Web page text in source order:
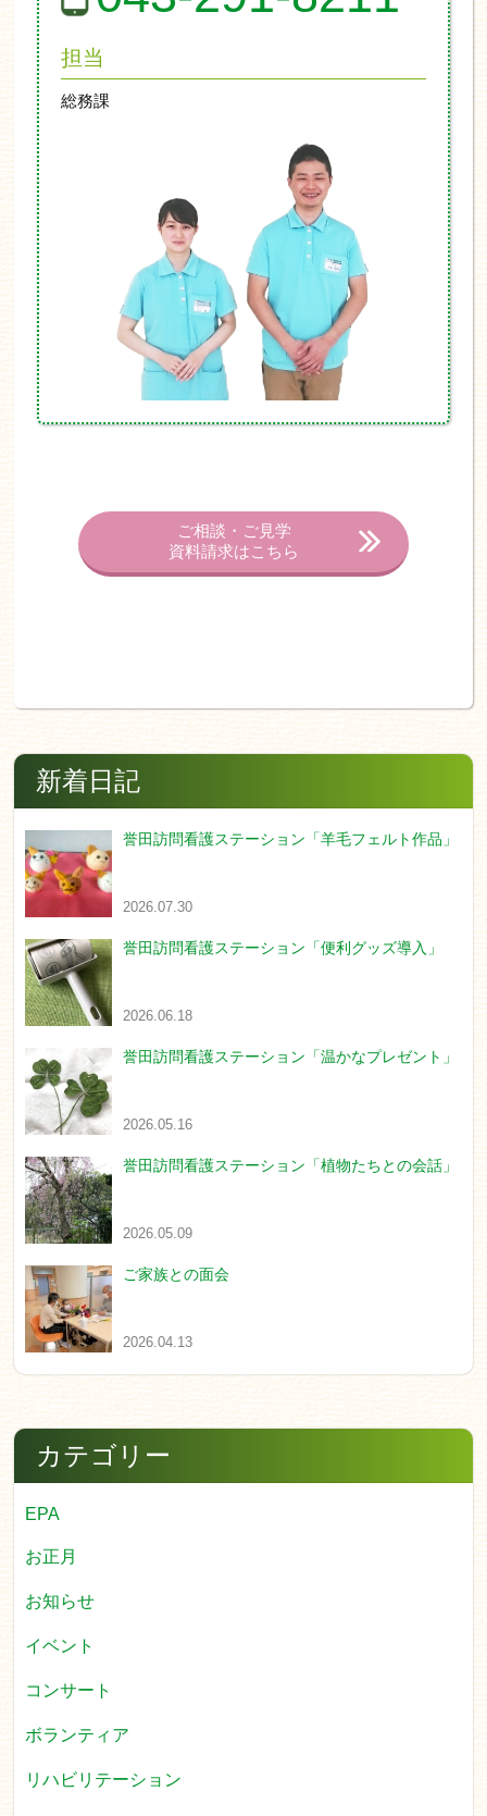
担当
総務課
ご相談・ご見学
資料請求はこちら
新着日記
誉田訪問看護ステーション「羊毛フェルト作品」
2026.07.30
誉田訪問看護ステーション「便利グッズ導入」
2026.06.18
誉田訪問看護ステーション「温かなプレゼント」
2026.05.16
誉田訪問看護ステーション「植物たちとの会話」
2026.05.09
ご家族との面会
2026.04.13
カテゴリー
EPA
お正月
お知らせ
イベント
コンサート
ボランティア
リハビリテーション